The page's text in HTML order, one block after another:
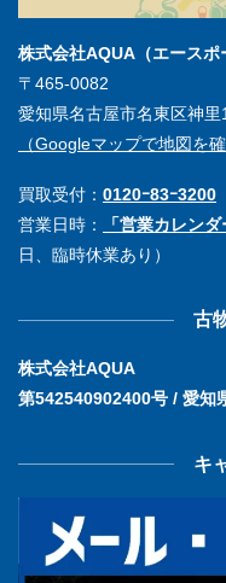
株式会社AQUA（エースポ
〒465-0082
愛知県名古屋市名東区神里
（Googleマップで地図を確
買取受付： 0120ｰ83ｰ3200
営業日時：
「営業カレンダ
日、臨時休業あり）
古
株式会社AQUA
第542540902400号 / 愛知
キ